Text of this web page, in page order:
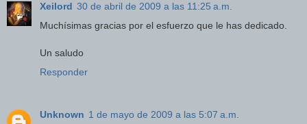
Xeilord 30 de abril de 2009 a las 11:25 a.m.
Muchísimas gracias por el esfuerzo que le has dedicado.
Un saludo
Responder
Unknown 1 de mayo de 2009 a las 5:07 a.m.